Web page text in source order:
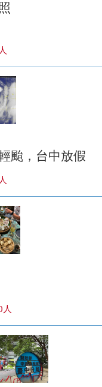
人
颱，台中放假
人
人